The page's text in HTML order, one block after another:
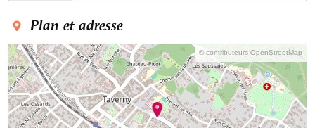
Plan et adresse
© contributeurs OpenStreetMap